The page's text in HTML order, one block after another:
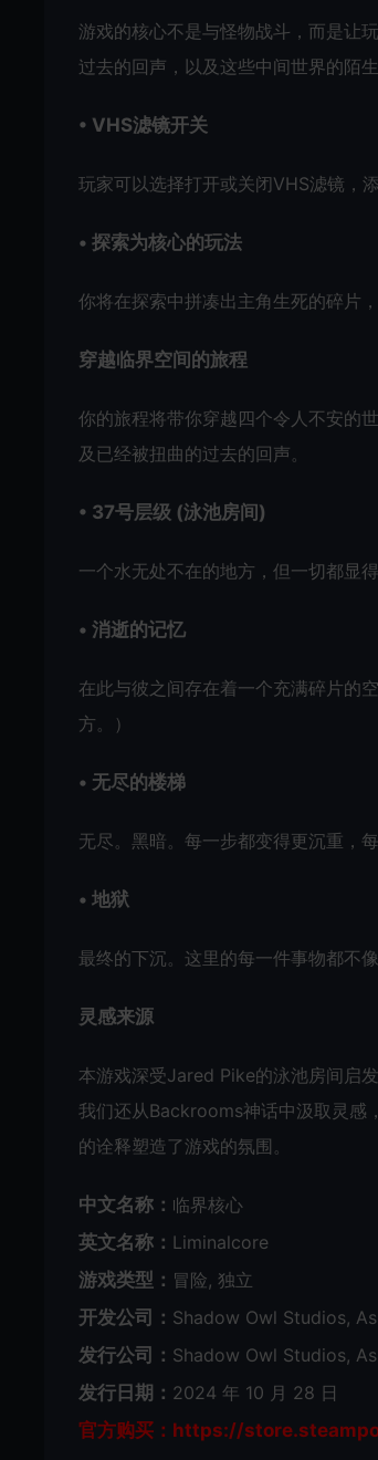
游戏的核心不是与怪物战斗，而是让
过去的回声，以及这些中间世界的陌生
• VHS滤镜开关
玩家可以选择打开或关闭VHS滤镜，
• 探索为核心的玩法
你将在探索中拼凑出主角生死的碎片
穿越临界空间的旅程
你的旅程将带你穿越四个令人不安的
及已经被扭曲的过去的回声。
• 37号层级 (泳池房间)
一个水无处不在的地方，但一切都显得
• 消逝的记忆
在此与彼之间存在着一个充满碎片的
方。）
• 无尽的楼梯
无尽。黑暗。每一步都变得更沉重，
• 地狱
最终的下沉。这里的每一件事物都不
灵感来源
本游戏深受Jared Pike的泳池房间启
我们还从Backrooms神话中汲取灵感
的诠释塑造了游戏的氛围。
中文名称： 临界核心
英文名称： Liminalcore
游戏类型： 冒险, 独立
开发公司： Shadow Owl Studios,
发行公司： Shadow Owl Studios,
发行日期： 2024 年 10 月 28 日
官方购买：https://